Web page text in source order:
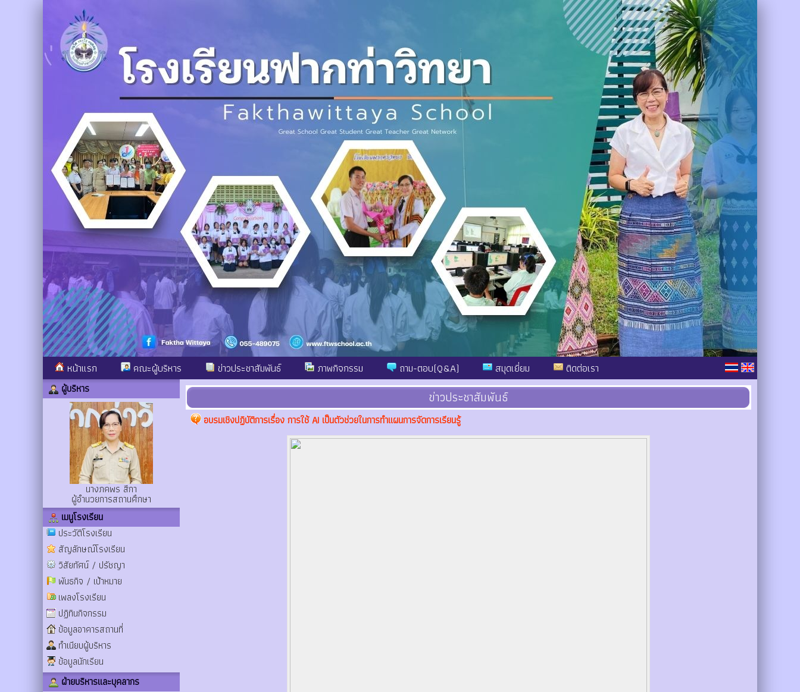
หน้าแรก คณะผู้บริหาร ข่าวประชาสัมพันธ์ ภาพกิจกรรม ถาม-ตอบ(Q&A) สมุดเยี่ยม ติดต่อเรา
ผู้บริหาร
นางภคพร สีกา
ผู้อำนวยการสถานศึกษา
เมนูโรงเรียน
ประวัติโรงเรียน
สัญลักษณ์โรงเรียน
วิสัยทัศน์ / ปรัชญา
พันธกิจ / เป้าหมาย
เพลงโรงเรียน
ปฏิทินกิจกรรม
ข้อมูลอาคารสถานที่
ทำเนียบผู้บริหาร
ข้อมูลนักเรียน
ฝ่ายบริหารและบุคลากร
ข่าวประชาสัมพันธ์
อบรมเชิงปฏิบัติการเรื่อง การใช้ AI เป็นตัวช่วยในการทำแผนการจัดการเรียนรู้